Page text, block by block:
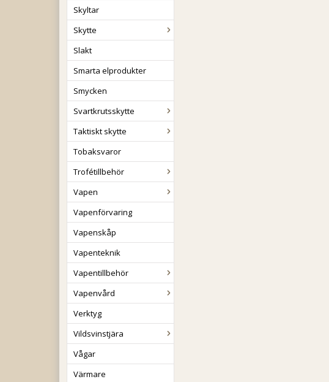
Skyltar
Skytte
Slakt
Smarta elprodukter
Smycken
Svartkrutsskytte
Taktiskt skytte
Tobaksvaror
Trofétillbehör
Vapen
Vapenförvaring
Vapenskåp
Vapenteknik
Vapentillbehör
Vapenvård
Verktyg
Vildsvinstjära
Vågar
Värmare